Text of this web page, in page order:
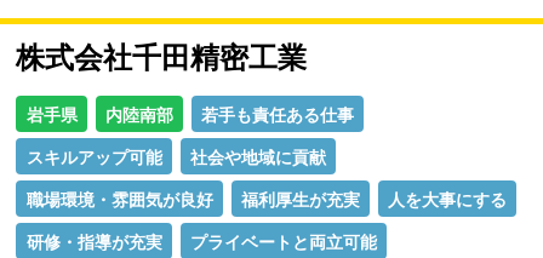
株式会社千田精密工業
岩手県 内陸南部 若手も責任ある仕事
スキルアップ可能 社会や地域に貢献
職場環境・雰囲気が良好 福利厚生が充実 人を大事にする
研修・指導が充実 プライベートと両立可能